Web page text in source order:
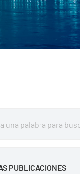
PUBLICACIONES